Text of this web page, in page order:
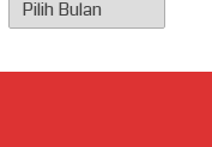
Berita